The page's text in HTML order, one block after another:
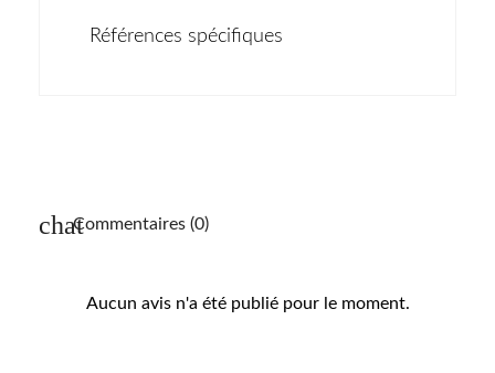
Références spécifiques
Commentaires (0)
Aucun avis n'a été publié pour le moment.